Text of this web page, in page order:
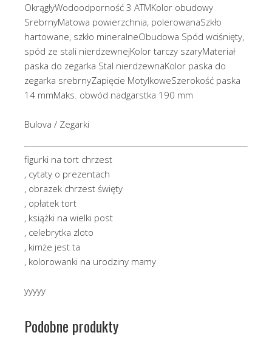
OkrągłyWodoodporność 3 ATMKolor obudowy
SrebrnyMatowa powierzchnia, polerowanaSzkło
hartowane, szkło mineralneObudowa Spód wciśnięty,
spód ze stali nierdzewnejKolor tarczy szaryMateriał
paska do zegarka Stal nierdzewnaKolor paska do
zegarka srebrnyZapięcie MotylkoweSzerokość paska
14 mmMaks. obwód nadgarstka 190 mm
Bulova / Zegarki
figurki na tort chrzest
, cytaty o prezentach
, obrazek chrzest święty
, opłatek tort
, książki na wielki post
, celebrytka zloto
, kimże jest ta
, kolorowanki na urodziny mamy
yyyyy
Podobne produkty